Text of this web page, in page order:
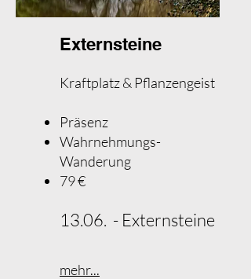
Externsteine
Kraftplatz & Pflanzengeist
Präsenz
Wahrnehmungs-
Wanderung
79 €​
13.06. - Externsteine
mehr...